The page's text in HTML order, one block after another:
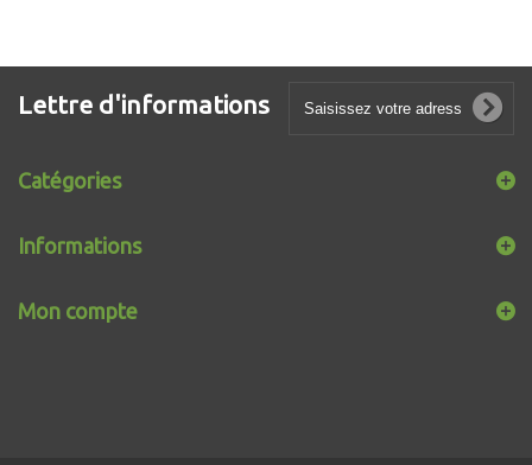
Lettre d'informations
Catégories
Informations
Mon compte